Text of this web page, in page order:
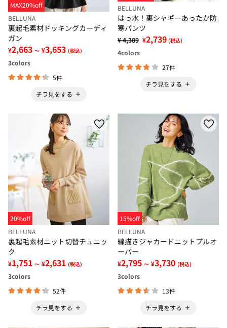
MAX20%off
BELLUNA
裏起毛素材ドッキングカーディ
ガン
¥2,663 ～ ¥3,653 (税込)
3colors
5件
チラ見をする
BELLUNA
はっ水！裏シャギーあったか防
寒パンツ
¥ 4,389 ¥2,739 (税込)
4colors
27件
チラ見をする
20%off
BELLUNA
裏起毛素材ニット切替チュニッ
ク
¥1,751 ～ ¥2,631 (税込)
3colors
52件
チラ見をする
15%off
BELLUNA
線描きジャカードニットプルオ
ーバー
¥2,795 ～ ¥3,730 (税込)
3colors
13件
チラ見をする